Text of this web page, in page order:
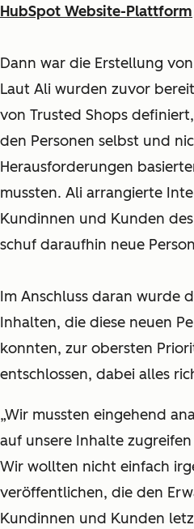
HubSpot Website-Plattform
Dann war die Erstellung von
Laut Ali wurden zuvor
von Trusted Shops
den Personen selbst und
Herausforderungen
mussten. Ali arrangierte
Kundinnen und Kunden
schuf daraufhin neue
Im Anschluss daran wurde
Inhalten, die diese neuen
konnten, zur obersten
entschlossen, dabei alles
„Wir mussten eingehend
auf unsere Inhalte
Wir wollten nicht einfach
veröffentlichen, die den
Kundinnen und Kunden